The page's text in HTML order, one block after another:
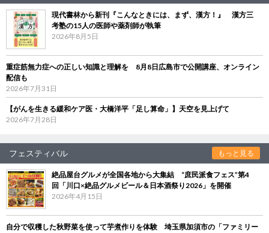
現代書林から新刊『こんなときには、まず、漢方！』 漢方三
考塾の15人の医師や薬剤師が執筆
2026年8月5日
重症筋無力症への正しい知識と理解を 8月8日広島市で公開講座、オンライン
配信も
2026年7月31日
【がんを生きる緩和ケア医・大橋洋平「足し算命」】天空を見上げて
2026年7月28日
フェスティバル もっと見る
絶品屋台グルメが全国各地から大集結 “庶民派食フェス”第4
回「川口×絶品グルメビール＆日本酒祭り2026」を開催
2026年4月15日
自分で収穫した秋野菜を使って芋煮作りを体験 埼玉県加須市の「ファミリー